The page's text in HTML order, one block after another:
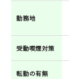
勤務地
受動喫煙対策
転勤の有無